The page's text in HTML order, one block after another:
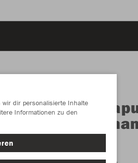
JAKO
dir personalisierte Inhalte
Informationen zu den